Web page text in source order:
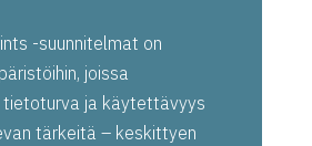
-suunnitelmat on
joissa
tietoturva ja käytettävyys
tärkeitä – keskittyen